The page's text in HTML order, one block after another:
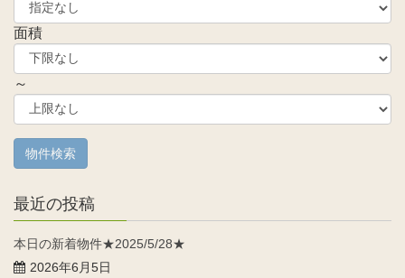
面積
～
最近の投稿
本日の新着物件★2025/5/28★
2026年6月5日